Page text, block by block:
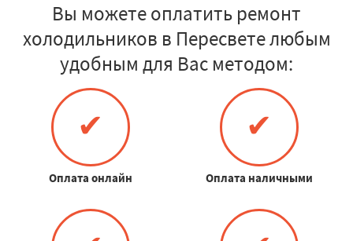
Вы можете оплатить ремонт
холодильников в Пересвете любым
удобным для Вас методом:
✔
Оплата онлайн
✔
Оплата наличными